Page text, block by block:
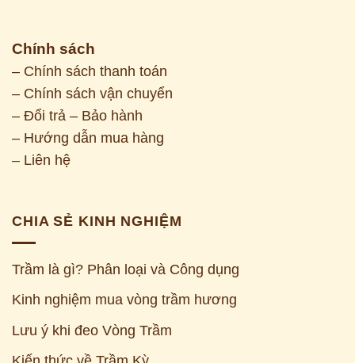
Chính sách
– Chính sách thanh toán
– Chính sách vận chuyển
– Đổi trả – Bảo hành
– Hướng dẫn mua hàng
– Liên hệ
CHIA SẺ KINH NGHIỆM
Trầm là gì? Phân loại và Công dụng
Kinh nghiệm mua vòng trầm hương
Lưu ý khi đeo Vòng Trầm